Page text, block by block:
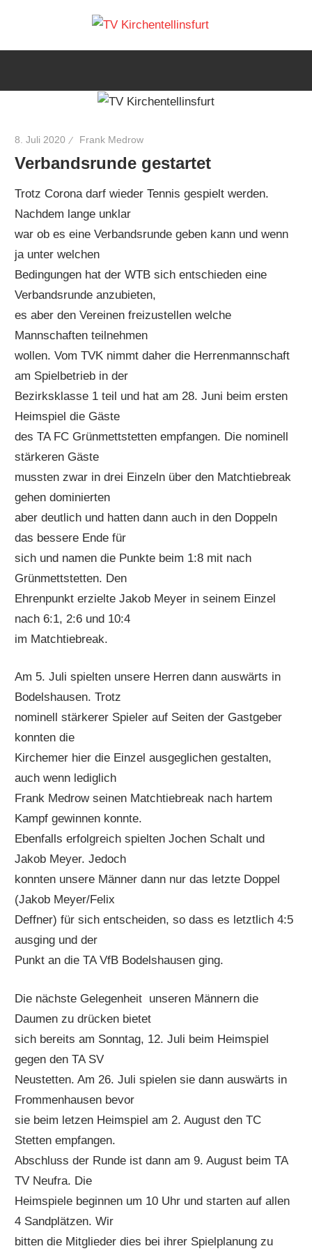
springen
8. Juli 2020 Frank Medrow
Verbandsrunde gestartet
Trotz Corona darf wieder Tennis gespielt werden.
Nachdem lange unklar
war ob es eine Verbandsrunde geben kann und wenn
ja unter welchen
Bedingungen hat der WTB sich entschieden eine
Verbandsrunde anzubieten,
es aber den Vereinen freizustellen welche
Mannschaften teilnehmen
wollen. Vom TVK nimmt daher die Herrenmannschaft
am Spielbetrieb in der
Bezirksklasse 1 teil und hat am 28. Juni beim ersten
Heimspiel die Gäste
des TA FC Grünmettstetten empfangen. Die nominell
stärkeren Gäste
mussten zwar in drei Einzeln über den Matchtiebreak
gehen dominierten
aber deutlich und hatten dann auch in den Doppeln
das bessere Ende für
sich und namen die Punkte beim 1:8 mit nach
Grünmettstetten. Den
Ehrenpunkt erzielte Jakob Meyer in seinem Einzel
nach 6:1, 2:6 und 10:4
im Matchtiebreak.
Am 5. Juli spielten unsere Herren dann auswärts in
Bodelshausen. Trotz
nominell stärkerer Spieler auf Seiten der Gastgeber
konnten die
Kirchemer hier die Einzel ausgeglichen gestalten,
auch wenn lediglich
Frank Medrow seinen Matchtiebreak nach hartem
Kampf gewinnen konnte.
Ebenfalls erfolgreich spielten Jochen Schalt und
Jakob Meyer. Jedoch
konnten unsere Männer dann nur das letzte Doppel
(Jakob Meyer/Felix
Deffner) für sich entscheiden, so dass es letztlich 4:5
ausging und der
Punkt an die TA VfB Bodelshausen ging.
Die nächste Gelegenheit unseren Männern die
Daumen zu drücken bietet
sich bereits am Sonntag, 12. Juli beim Heimspiel
gegen den TA SV
Neustetten. Am 26. Juli spielen sie dann auswärts in
Frommenhausen bevor
sie beim letzen Heimspiel am 2. August den TC
Stetten empfangen.
Abschluss der Runde ist dann am 9. August beim TA
TV Neufra. Die
Heimspiele beginnen um 10 Uhr und starten auf allen
4 Sandplätzen. Wir
bitten die Mitglieder dies bei ihrer Spielplanung zu